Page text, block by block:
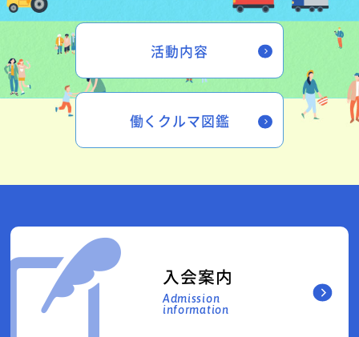
活動内容
働くクルマ図鑑
入会案内
Admission
information